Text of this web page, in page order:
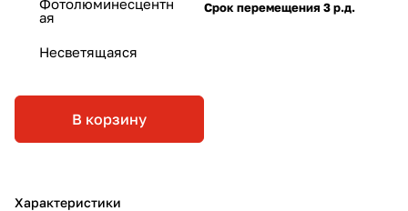
Фотолюминесцентн
ая
Несветящаяся
В корзину
Характеристики
Срок перемещения 3 р.д.